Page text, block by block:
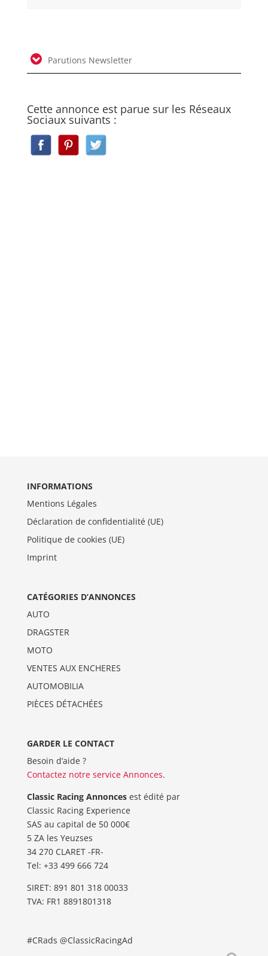
Parutions Newsletter
Cette annonce est parue sur les Réseaux
Sociaux suivants :
INFORMATIONS
Mentions Légales
Déclaration de confidentialité (UE)
Politique de cookies (UE)
Imprint
CATÉGORIES D’ANNONCES
AUTO
DRAGSTER
MOTO
VENTES AUX ENCHERES
AUTOMOBILIA
PIÈCES DÉTACHÉES
GARDER LE CONTACT
Besoin d’aide ?
Contactez notre service Annonces.
Classic Racing Annoncesest édité par
Classic Racing Experience
SAS au capital de 50 000€
5 ZA les Yeuzses
34 270 CLARET -FR-
Tel: ‭+33 499 666 724‬
SIRET: 891 801 318 00033
TVA: FR1 8891801318
#CRads @ClassicRacingAd